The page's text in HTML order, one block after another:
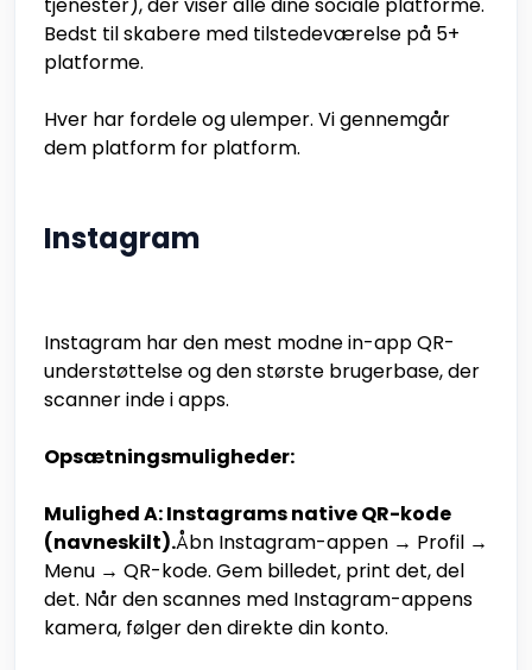
Bedst til skabere med tilstedeværelse på 5+
platforme.
Hver har fordele og ulemper. Vi gennemgår
dem platform for platform.
Instagram
Instagram har den mest modne in-app QR-
understøttelse og den største brugerbase, der
scanner inde i apps.
Opsætningsmuligheder:
Mulighed A: Instagrams native QR-kode
(navneskilt).Åbn Instagram-appen → Profil →
Menu → QR-kode. Gem billedet, print det, del
det. Når den scannes med Instagram-appens
kamera, følger den direkte din konto.